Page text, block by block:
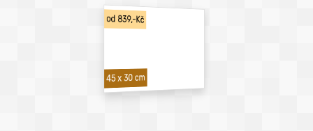
od 839,-Kč
45 x 30 cm